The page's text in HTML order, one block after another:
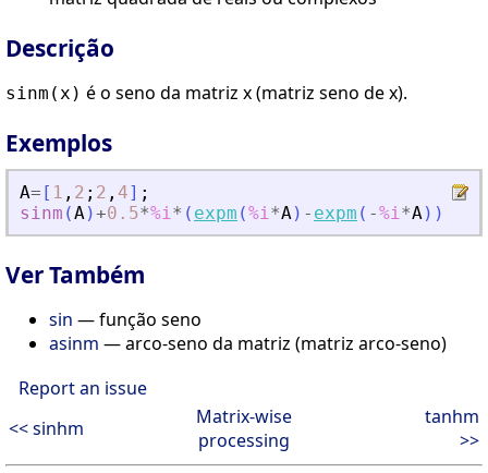
Descrição
sinm(x) é o seno da matriz x (matriz seno de x).
Exemplos
A= [ 1 , 2 ; 2 , 4] ;
sinm (A)+0.5*%i* ( expm (%i*A) - expm ( -%i*A) )
Ver Também
sin — função seno
asinm — arco-seno da matriz (matriz arco-seno)
Report an issue
<< sinhm
Matrix-wise
processing
tanhm
>>